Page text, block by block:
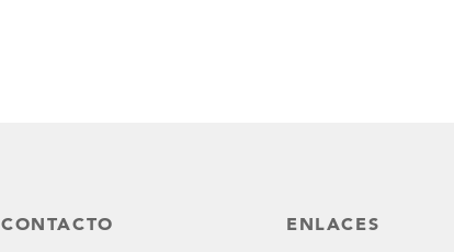
CONTACTO ENLACES